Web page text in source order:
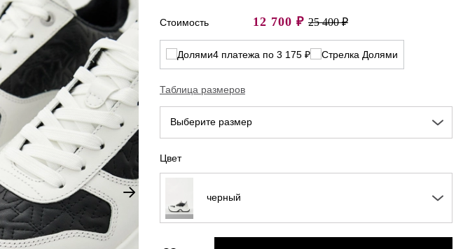
Стоимость 12 700 ₽ 25 400 ₽
4 платежа по 3 175 ₽
Таблица размеров
Выберите размер
Цвет
черный